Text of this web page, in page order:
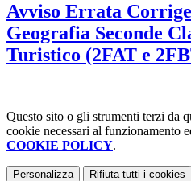
Avviso Errata
Geografia Seconde
Turistico (2FAT e
Questo sito o gli strumenti terzi da
cookie necessari al funzionamento
COOKIE POLICY.
Personalizza Rifiuta tutti i cookies